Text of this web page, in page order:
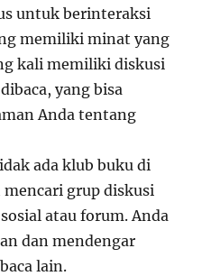
untuk berinteraksi
memiliki minat yang
kali memiliki diskusi
yang bisa
Anda tentang
ada klub buku di
mencari grup diskusi
atau forum. Anda
dan mendengar
lain.